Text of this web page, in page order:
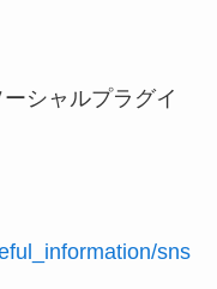
シャルプラグイ
sns